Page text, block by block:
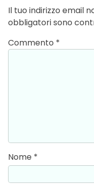
Il tuo indirizzo email
obbligatori sono
Commento *
Nome *